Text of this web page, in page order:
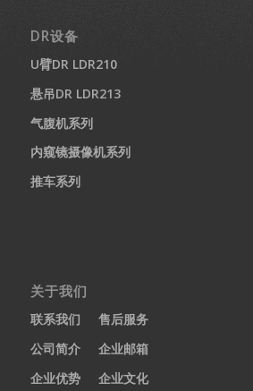
DR设备
U臂DR LDR210
悬吊DR LDR213
气腹机系列
内窥镜摄像机系列
推车系列
关于我们
联系我们
售后服务
公司简介
企业邮箱
企业优势
企业文化